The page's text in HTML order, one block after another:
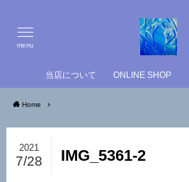
menu
当店について ONLINE SHOP
Home
IMG_5361-2
2021
7/28